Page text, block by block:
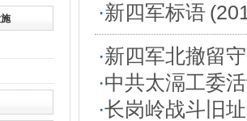
·新四军标语
·新四军北撤留
·中共太滆工委
·长岗岭战斗旧址